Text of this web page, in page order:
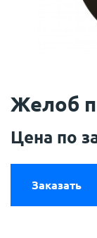
Желоб
Цена по
Заказать